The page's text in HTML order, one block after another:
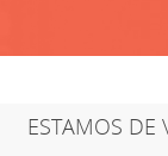
ESTAMOS DE